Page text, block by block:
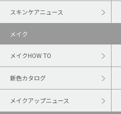
スキンケアニュース
メイク
メイクHOW TO
新色カタログ
メイクアップニュース